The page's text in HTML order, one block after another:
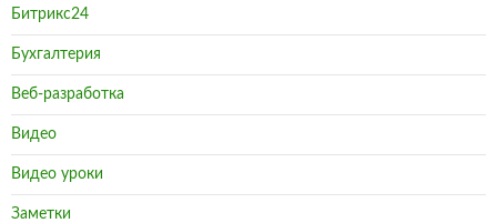
Битрикс24
Бухгалтерия
Веб-разработка
Видео
Видео уроки
Заметки